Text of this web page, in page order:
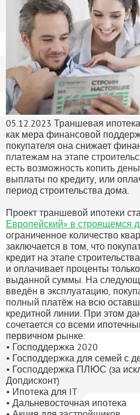
05.12.2023 Траншевая
как мера финансовой
покупателя она снижает
платежам на этапе
есть возможность копить
выплаты по кредиту, или
период строительства дома.
Проект траншевой ипотеки
Европейский» в строящемся
ограниченное количество
заключается в том, что
кредит на этапе
и оплачивает проценты
выданной суммы. На
введён в эксплуатацию,
полный платёж на всю
кредитной линии. При этом
сочетается со всеми
первичном рынке:
• Господдержка 2020
• Господдержка для семей с
• Господдержка ПЛЮС (за
Допдисконт)
• Ипотека для IT
• Дальневосточная ипотека